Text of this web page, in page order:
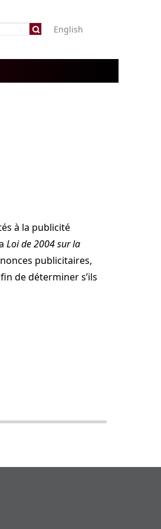
English
à la publicité
Loi de 2004 sur la
publicitaires,
de déterminer s’ils